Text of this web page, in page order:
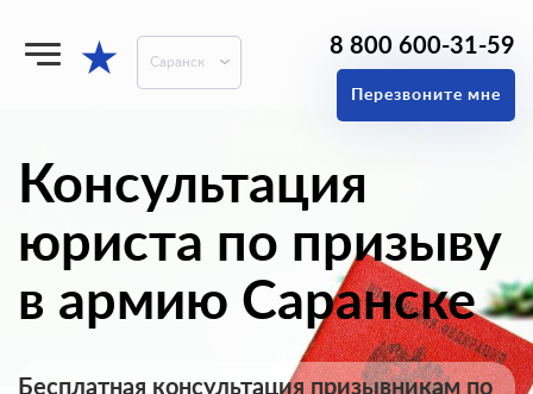
★ Саранск
8 800 600-31-59
Перезвоните мне
Консультация
юриста по призыву
в армию Саранске
Бесплатная консультация призывникам по